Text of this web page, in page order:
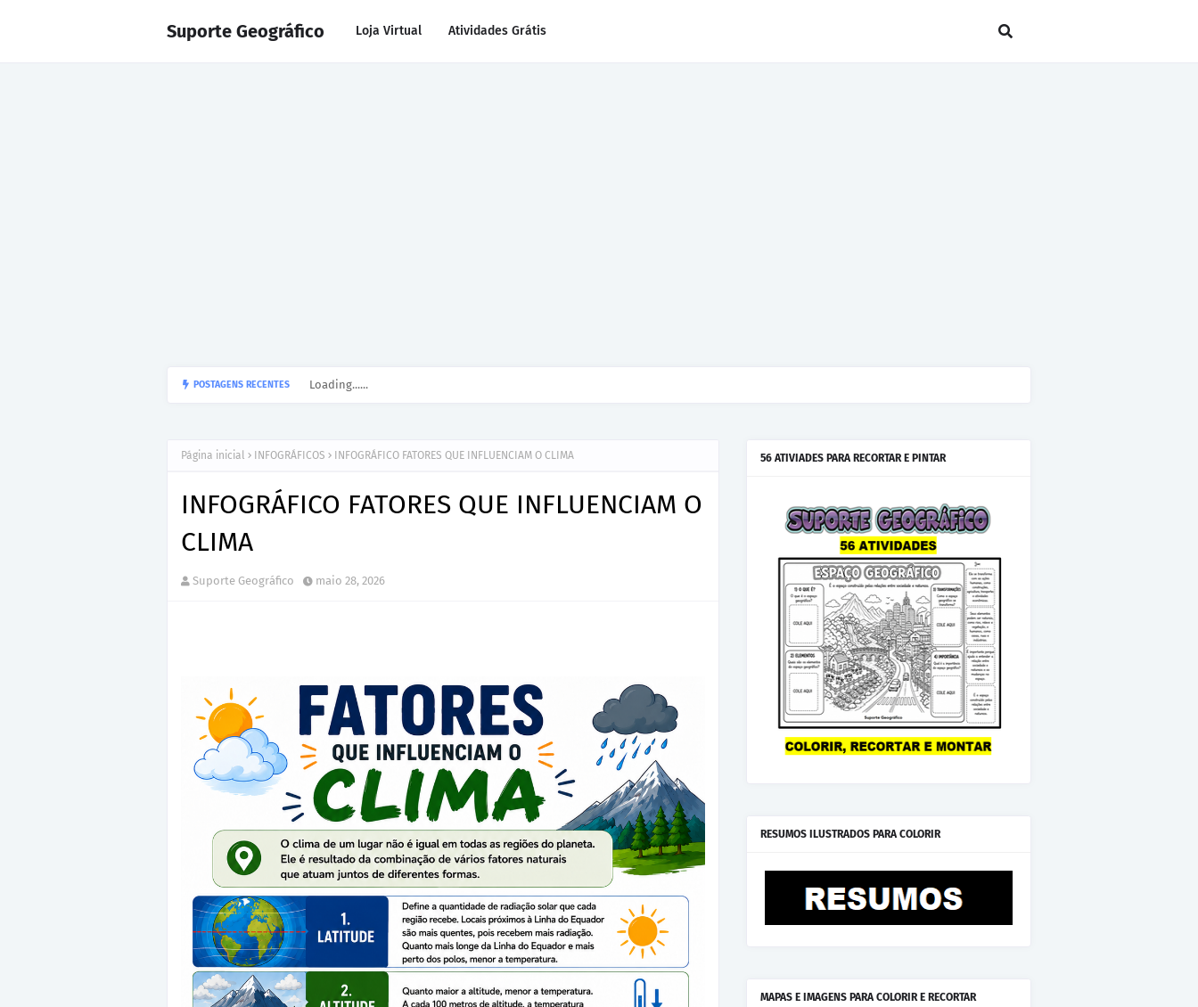
Suporte Geográfico Loja Virtual Atividades Grátis
POSTAGENS RECENTES Loading......
Página inicial INFOGRÁFICOS INFOGRÁFICO FATORES QUE INFLUENCIAM O CLIMA
INFOGRÁFICO FATORES QUE INFLUENCIAM O
CLIMA
Suporte Geográfico maio 28, 2026
56 ATIVIADES PARA RECORTAR E PINTAR
RESUMOS ILUSTRADOS PARA COLORIR
MAPAS E IMAGENS PARA COLORIR E RECORTAR